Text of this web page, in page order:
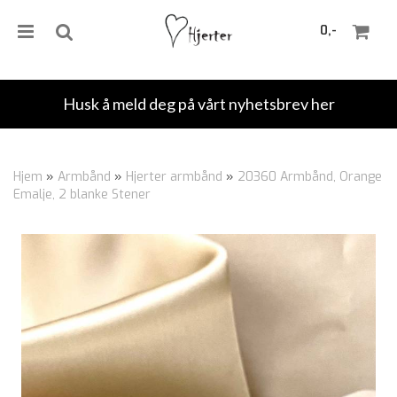
0,-
Husk å meld deg på vårt nyhetsbrev her
Hjem » Armbånd » Hjerter armbånd » 20360 Armbånd, Orange
Emalje, 2 blanke Stener